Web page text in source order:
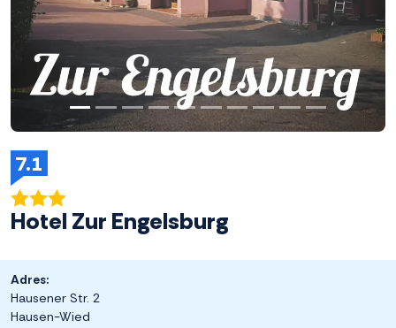
7.1
Hotel Zur Engelsburg
Adres:
Hausener Str. 2
Hausen-Wied